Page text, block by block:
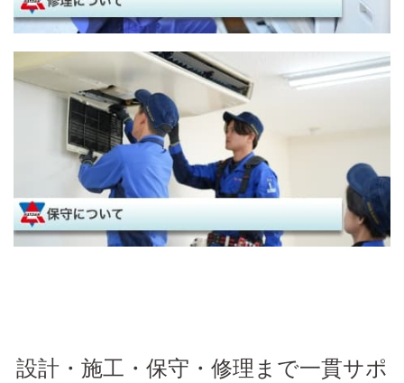
設計・施工・保守・修理まで一貫サポ